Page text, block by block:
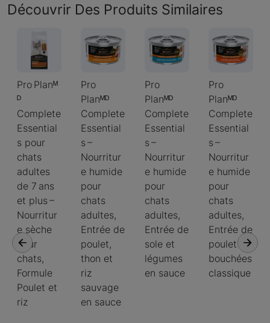
Découvrir Des Produits Similaires
Pro Planᴹ
ᴰ
Complete
Essential
s pour
chats
adultes
de 7 ans
et plus –
Nourritur
e sèche
pour
chats,
Formule
Poulet et
riz
Pro
Planᴹᴰ
Complete
Essential
s –
Nourritur
e humide
pour
chats
adultes,
Entrée de
poulet,
thon et
riz
sauvage
en sauce
Pro
Planᴹᴰ
Complete
Essential
s –
Nourritur
e humide
pour
chats
adultes,
Entrée de
sole et
légumes
en sauce
Pro
Planᴹᴰ
Complete
Essential
s –
Nourritur
e humide
pour
chats
adultes,
Entrée de
poulet en
bouchées
classique